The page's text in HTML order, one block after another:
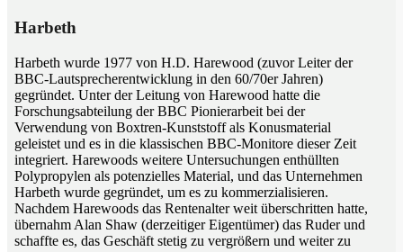
Harbeth
Harbeth wurde 1977 von H.D. Harewood (zuvor Leiter der
BBC-Lautsprecherentwicklung in den 60/70er Jahren)
gegründet. Unter der Leitung von Harewood hatte die
Forschungsabteilung der BBC Pionierarbeit bei der
Verwendung von Boxtren-Kunststoff als Konusmaterial
geleistet und es in die klassischen BBC-Monitore dieser Zeit
integriert. Harewoods weitere Untersuchungen enthüllten
Polypropylen als potenzielles Material, und das Unternehmen
Harbeth wurde gegründet, um es zu kommerzialisieren.
Nachdem Harewoods das Rentenalter weit überschritten hatte,
übernahm Alan Shaw (derzeitiger Eigentümer) das Ruder und
schaffte es, das Geschäft stetig zu vergrößern und weiter zu